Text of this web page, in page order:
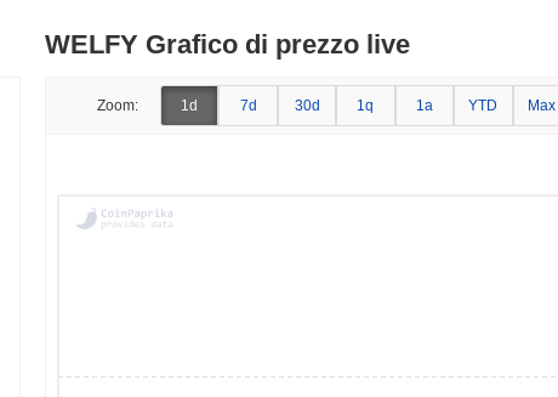
WELFY Grafico di prezzo live
Zoom: 1d 7d 30d 1q 1a YTD Max